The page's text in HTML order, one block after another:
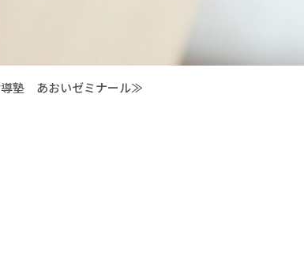
導塾 あおいゼミナール≫